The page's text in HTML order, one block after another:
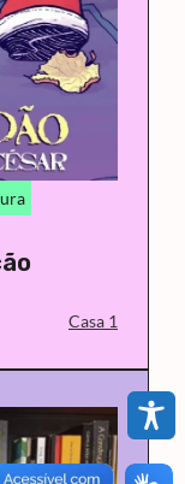
Casa 1